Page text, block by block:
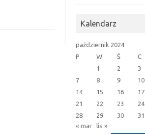
Kalendarz
październik 2024
P
W Ś C
1
2 3
7
8 9 10
14
15 16 17
21
22 23 24
28
29 30 31
« mar lis »